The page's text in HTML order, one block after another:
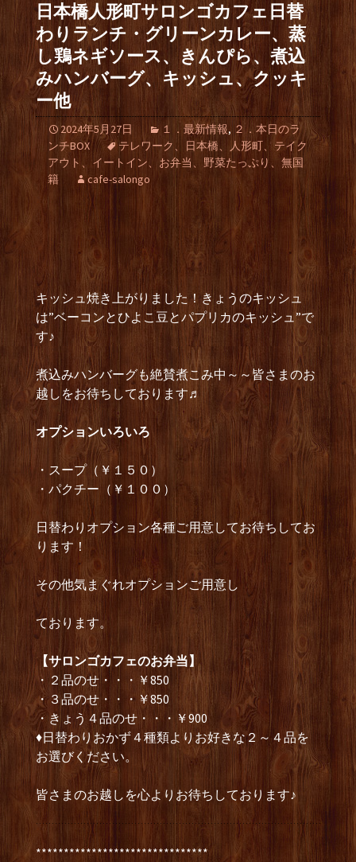
日本橋人形町サロンゴカフェ日替
わりランチ・グリーンカレー、蒸
し鶏ネギソース、きんぴら、煮込
みハンバーグ、キッシュ、クッキ
ー他
2024年5月27日 １．最新情報, ２．本日のラ
ンチBOX
テレワーク、日本橋、人形町、テイク
アウト、イートイン、お弁当、野菜たっぷり、無国
籍
cafe-salongo
キッシュ焼き上がりました！きょうのキッシュ
は”ベーコンとひよこ豆とパプリカのキッシュ”で
す♪
煮込みハンバーグも絶賛煮こみ中～～皆さまのお
越しをお待ちしております♬
オプションいろいろ
・スープ（￥１５０）
・パクチー（￥１００）
日替わりオプション各種ご用意してお待ちしてお
ります！
その他気まぐれオプションご用意し
ております。
【サロンゴカフェのお弁当】
・２品のせ・・・￥850
・３品のせ・・・￥850
・きょう４品のせ・・・￥900
♦日替わりおかず４種類よりお好きな２～４品を
お選びください。
皆さまのお越しを心よりお待ちしております♪
*******************************